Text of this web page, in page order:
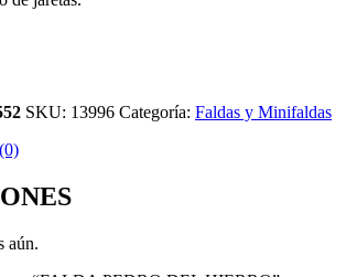
SKU: 13996 Categoría: Faldas y Minifaldas
aún.